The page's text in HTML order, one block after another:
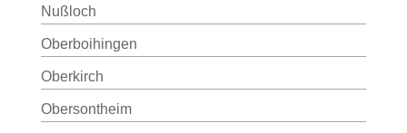
Nußloch
Oberboihingen
Oberkirch
Obersontheim